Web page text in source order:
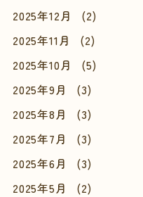
2025年12月
(2)
2025年11月
(2)
2025年10月
(5)
2025年9月
(3)
2025年8月
(3)
2025年7月
(3)
2025年6月
(3)
2025年5月
(2)